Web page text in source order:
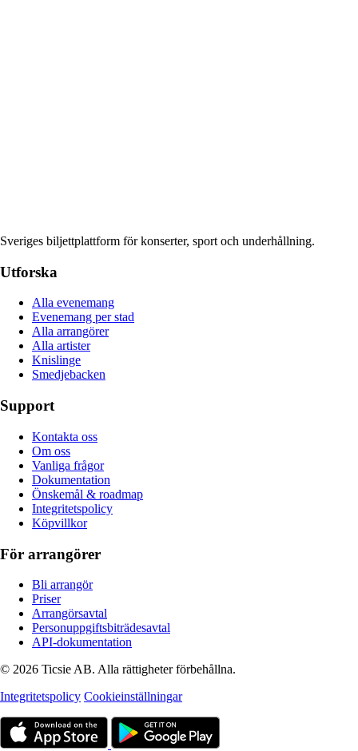
Sveriges biljettplattform för konserter, sport och underhållning.
Utforska
Alla evenemang
Evenemang per stad
Alla arrangörer
Alla artister
Knislinge
Smedjebacken
Support
Kontakta oss
Om oss
Vanliga frågor
Dokumentation
Önskemål & roadmap
Integritetspolicy
Köpvillkor
För arrangörer
Bli arrangör
Priser
Arrangörsavtal
Personuppgiftsbiträdesavtal
API-dokumentation
© 2026 Ticsie AB. Alla rättigheter förbehållna.
Integritetspolicy Cookieinställningar